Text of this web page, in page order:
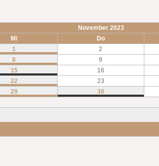
November 2023
Mi Do
1
2
8 9
15 16
22 23
29 30